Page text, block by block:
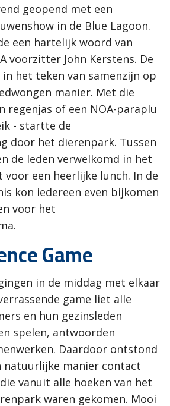
geopend met een
in de Blue Lagoon.
een hartelijk woord van
voorzitter John Kerstens. De
het teken van samenzijn op
manier. Met die
regenjas of een NOA-paraplu
- startte de
door het dierenpark. Tussen
de leden verwelkomd in het
voor een heerlijke lunch. In de
kon iedereen even bijkomen
voor het
Game
in de middag met elkaar
game liet alle
en hun gezinsleden
spelen, antwoorden
Daardoor ontstond
natuurlijke manier contact
vanuit alle hoeken van het
waren gekomen. Mooi